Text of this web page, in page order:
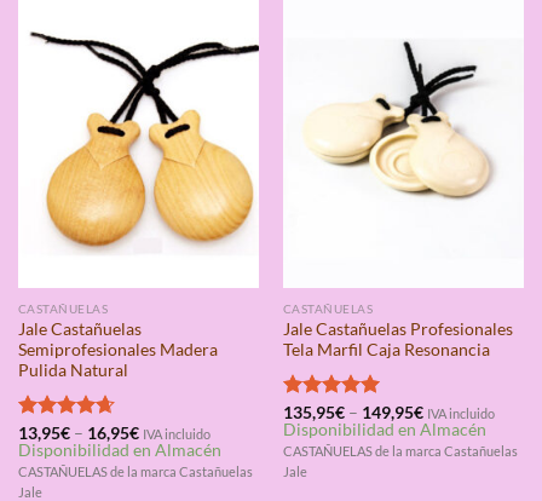
CASTAÑUELAS
Jale Castañuelas
Semiprofesionales Madera
Pulida Natural
Valorado
con4.67
de 5
13,95€– 16,95€ IVA incluido
Disponibilidad en Almacén
CASTAÑUELAS de la marca Castañuelas
Jale
CASTAÑUELAS
Jale Castañuelas Profesionales
Tela Marfil Caja Resonancia
Valorado
con5.00
de 5
135,95€– 149,95€ IVA incluido
Disponibilidad en Almacén
CASTAÑUELAS de la marca Castañuelas
Jale